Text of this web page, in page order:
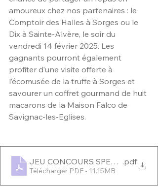
amoureux chez nos partenaires : le
Comptoir des Halles à Sorges ou le
Dix à Sainte-Alvère, le soir du
vendredi 14 février 2025. Les
gagnants pourront également
profiter d’une visite offerte à
l’écomusée de la truffe à Sorges et
savourer un coffret gourmand de huit
macarons de la Maison Falco de
Savignac-les-Eglises.
JEU CONCOURS SPECIAL ST
.pdf
Télécharger PDF • 11.15MB